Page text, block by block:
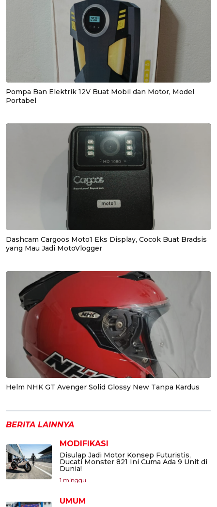
Pompa Ban Elektrik 12V Buat Mobil dan Motor, Model
Portabel
Dashcam Cargoos Moto1 Eks Display, Cocok Buat Bradsis
yang Mau Jadi MotoVlogger
Helm NHK GT Avenger Solid Glossy New Tanpa Kardus
BERITA LAINNYA
MODIFIKASI
Disulap Jadi Motor Konsep Futuristis,
Ducati Monster 821 Ini Cuma Ada 9 Unit di
Dunia!
1 minggu
UMUM